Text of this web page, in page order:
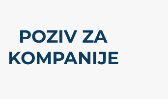
POZIV ZA
KOMPANIJE